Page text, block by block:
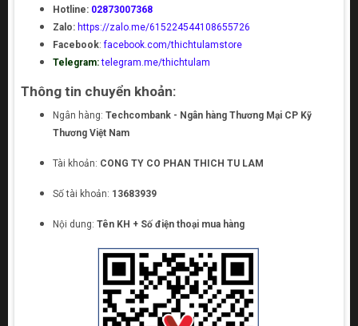
Hotline: 02873007368
Zalo: https://zalo.me/615224544108655726
Facebook:facebook.com/thichtulamstore
Telegram: telegram.me/thichtulam
Thông tin chuyển khoản:
Ngân hàng: Techcombank - Ngân hàng Thương Mại CP Kỹ
Thương Việt Nam
Tài khoản: CONG TY CO PHAN THICH TU LAM
Số tài khoản: 13683939
Nội dung: Tên KH + Số điện thoại mua hàng